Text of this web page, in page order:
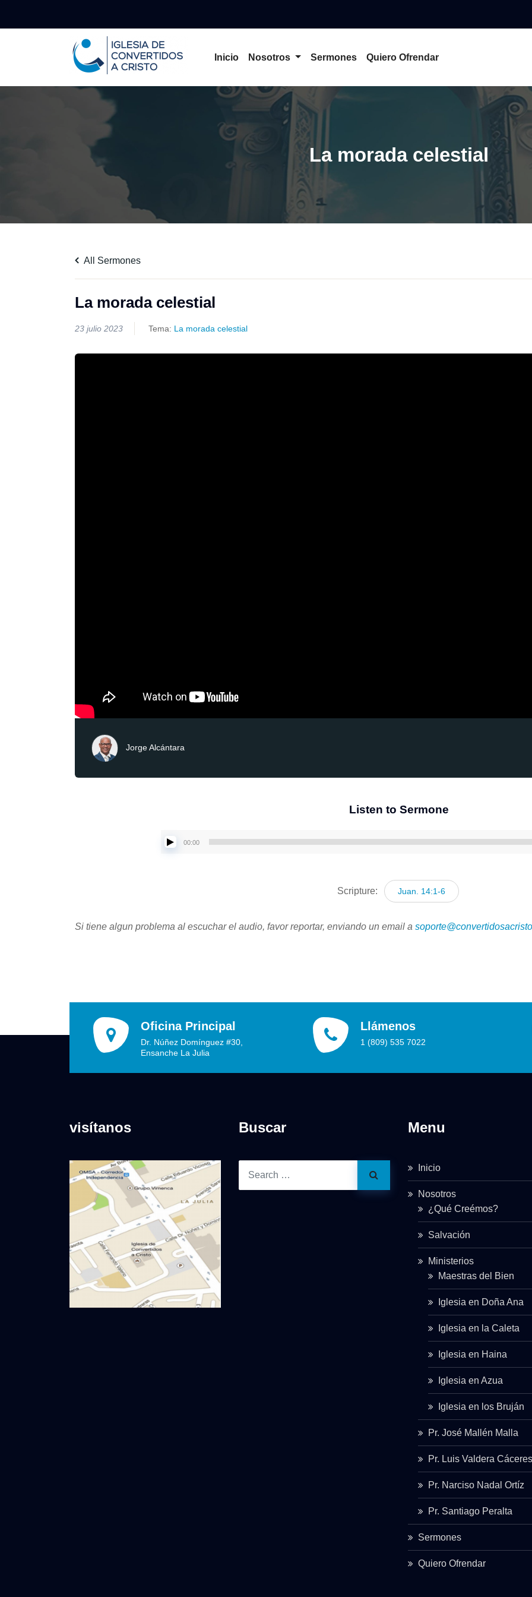
Inicio Nosotros Sermones Quiero Ofrendar
La morada celestial
All Sermones
La morada celestial
23 julio 2023 Tema: La morada celestial
Jorge Alcántara
Listen to Sermone
Reproductor
audio
00:00
Scripture: Juan. 14:1-6
Si tiene algun problema al escuchar el audio, favor reportar, enviando un email a
Oficina Principal
Dr. Núñez Domínguez #30,
Ensanche La Julia
Llámenos
1 (809) 535 7022
visítanos Buscar Menu
Inicio
Nosotros
¿Qué Creémos?
Salvación
Ministerios
Maestras del Bien
Iglesia en Doña Ana
Iglesia en la Caleta
Iglesia en Haina
Iglesia en Azua
Iglesia en los Bruján
Pr. José Mallén Malla
Pr. Luis Valdera Cáceres
Pr. Narciso Nadal Ortíz
Pr. Santiago Peralta
Sermones
Quiero Ofrendar